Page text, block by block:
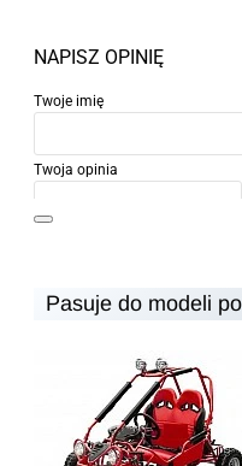
NAPISZ OPINIĘ
Twoje imię
Twoja opinia
Ocena
Zły
Pasuje do modeli